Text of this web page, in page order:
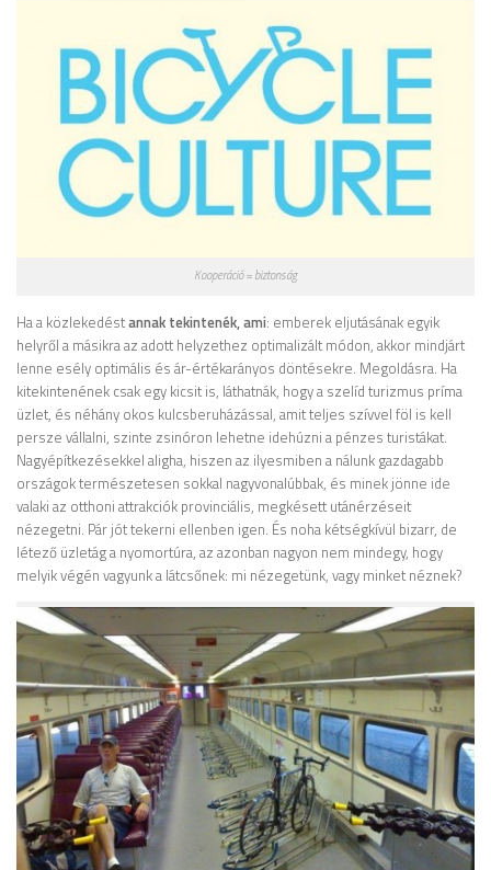
Kooperáció = biztonság
Ha a közlekedéstannak tekintenék, ami: emberek eljutásának egyik
helyről a másikra az adott helyzethez optimalizált módon, akkor mindjárt
lenne esély optimális és ár-értékarányos döntésekre. Megoldásra. Ha
kitekintenének csak egy kicsit is, láthatnák, hogy a szelíd turizmus príma
üzlet, és néhány okos kulcsberuházással, amit teljes szívvel föl is kell
persze vállalni, szinte zsinóron lehetne idehúzni a pénzes turistákat.
Nagyépítkezésekkel aligha, hiszen az ilyesmiben a nálunk gazdagabb
országok természetesen sokkal nagyvonalúbbak, és minek jönne ide
valaki az otthoni attrakciók provinciális, megkésett utánérzéseit
nézegetni. Pár jót tekerni ellenben igen. És noha kétségkívül bizarr, de
létező üzletág a nyomortúra, az azonban nagyon nem mindegy, hogy
melyik végén vagyunk a látcsőnek: mi nézegetünk, vagy minket néznek?